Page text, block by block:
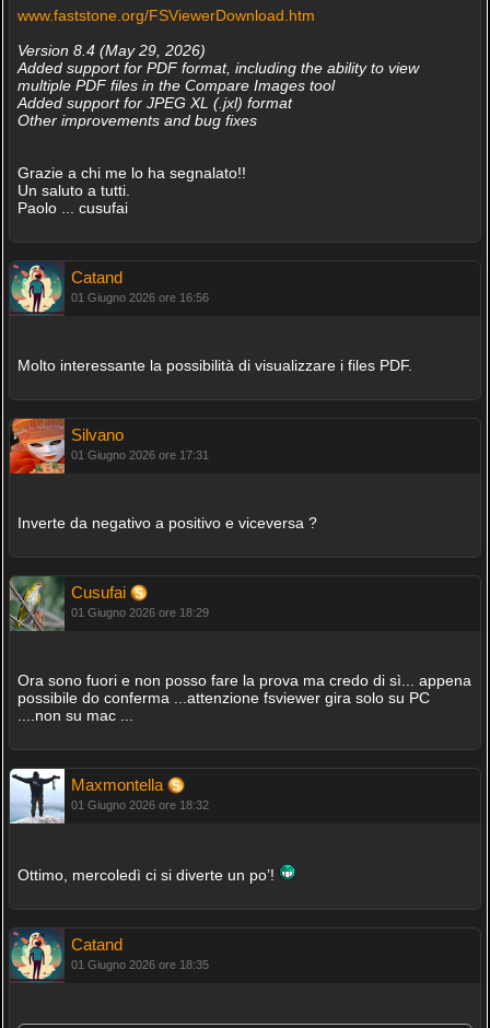
www.faststone.org/FSViewerDownload.htm
Version 8.4 (May 29, 2026)
Added support for PDF format, including the ability to view
multiple PDF files in the Compare Images tool
Added support for JPEG XL (.jxl) format
Other improvements and bug fixes
Grazie a chi me lo ha segnalato!!
Un saluto a tutti.
Paolo ... cusufai
Catand
01 Giugno 2026 ore 16:56
Molto interessante la possibilità di visualizzare i files PDF.
Silvano
01 Giugno 2026 ore 17:31
Inverte da negativo a positivo e viceversa ?
Cusufai
01 Giugno 2026 ore 18:29
Ora sono fuori e non posso fare la prova ma credo di sì... appena
possibile do conferma ...attenzione fsviewer gira solo su PC
....non su mac ...
Maxmontella
01 Giugno 2026 ore 18:32
Ottimo, mercoledì ci si diverte un po’!
Catand
01 Giugno 2026 ore 18:35